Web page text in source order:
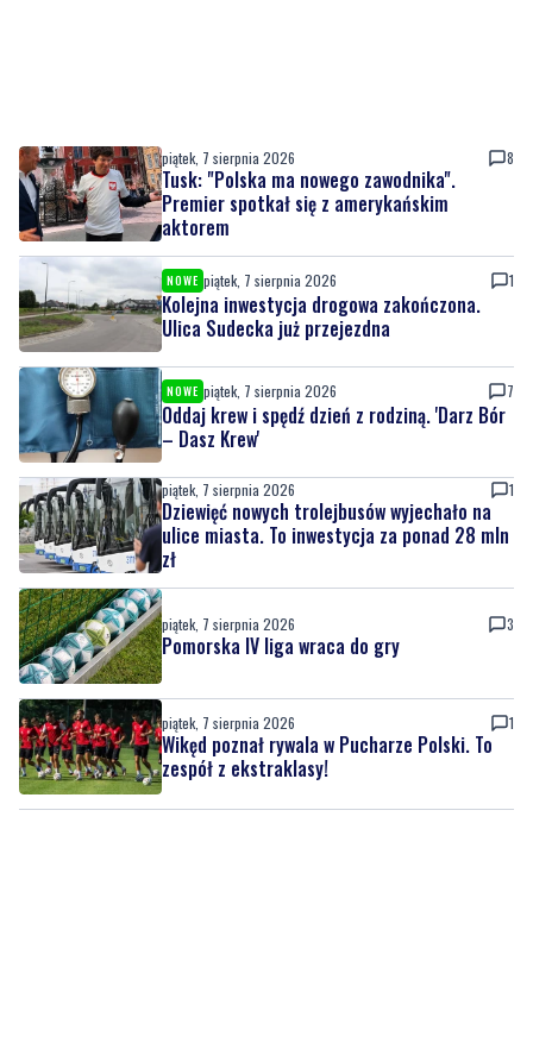
piątek, 7 sierpnia 2026 8
Tusk: "Polska ma nowego zawodnika".
Premier spotkał się z amerykańskim
aktorem
NOWE piątek, 7 sierpnia 2026 1
Kolejna inwestycja drogowa zakończona.
Ulica Sudecka już przejezdna
NOWE piątek, 7 sierpnia 2026 7
Oddaj krew i spędź dzień z rodziną. 'Darz Bór
– Dasz Krew'
piątek, 7 sierpnia 2026 1
Dziewięć nowych trolejbusów wyjechało na
ulice miasta. To inwestycja za ponad 28 mln
zł
piątek, 7 sierpnia 2026 3
Pomorska IV liga wraca do gry
piątek, 7 sierpnia 2026 1
Wikęd poznał rywala w Pucharze Polski. To
zespół z ekstraklasy!